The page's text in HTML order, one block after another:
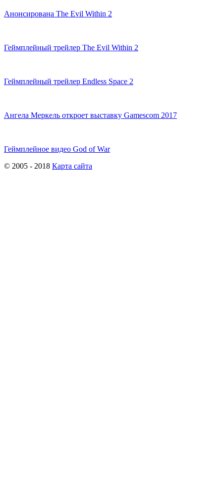
Анонсирована The Evil Within 2
Геймплейный трейлер The Evil Within 2
Геймплейный трейлер Endless Space 2
Ангела Меркель откроет выставку Gamescom 2017
Геймплейное видео God of War
© 2005 - 2018 Карта сайта